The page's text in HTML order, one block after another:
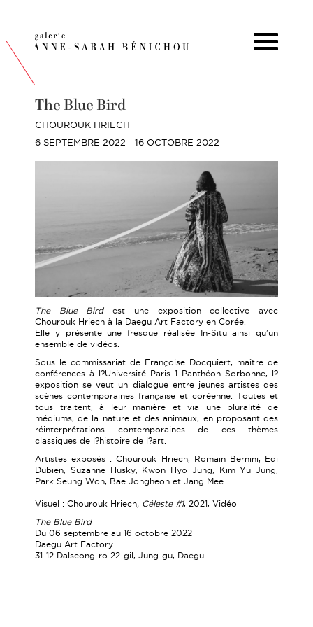
Toggle
The Blue Bird
CHOUROUK HRIECH
6 SEPTEMBRE 2022 - 16 OCTOBRE 2022
The Blue Birdest une exposition collective avec
Chourouk Hriech à la Daegu Art Factory en Corée.
Elle y présente une fresque réalisée In-Situ ainsi qu'un
ensemble de vidéos.
Sous le commissariat de Françoise Docquiert, maître de
conférences à l?Université Paris 1 Panthéon Sorbonne, l?
exposition se veut un dialogue entre jeunes artistes des
scènes contemporaines française et coréenne. Toutes et
tous traitent, à leur manière et via une pluralité de
médiums, de la nature et des animaux, en proposant des
réinterprétations contemporaines de ces thèmes
classiques de l?histoire de l?art.
Artistes exposés : Chourouk Hriech, Romain Bernini, Edi
Dubien, Suzanne Husky, Kwon Hyo Jung, Kim Yu Jung,
Park Seung Won, Bae Jongheon et Jang Mee.
Visuel : Chourouk Hriech, Céleste #1, 2021, Vidéo
The Blue Bird
Du 06 septembre au 16 octobre 2022
Daegu Art Factory
31-12 Dalseong-ro 22-gil, Jung-gu, Daegu